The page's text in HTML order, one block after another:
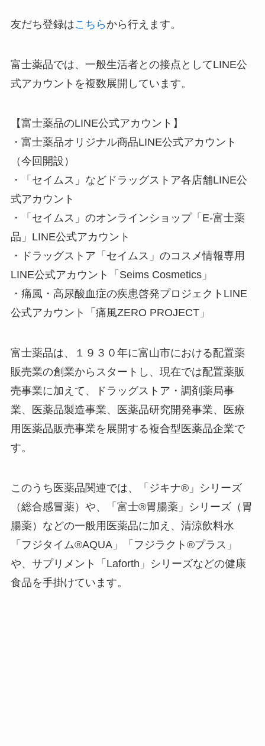
友だち登録はこちら から行えます。
富士薬品では、一般生活者との接点としてLINE公
式アカウントを複数展開しています。
【富士薬品のLINE公式アカウント】
・富士薬品オリジナル商品LINE公式アカウント
（今回開設）
・「セイムス」などドラッグストア各店舗LINE公
式アカウント
・「セイムス」のオンラインショップ「E-富士薬
品」LINE公式アカウント
・ドラッグストア「セイムス」のコスメ情報専用
LINE公式アカウント「Seims Cosmetics」
・痛風・高尿酸血症の疾患啓発プロジェクトLINE
公式アカウント「痛風ZERO PROJECT」
富士薬品は、１９３０年に富山市における配置薬
販売業の創業からスタートし、現在では配置薬販
売事業に加えて、ドラッグストア・調剤薬局事
業、医薬品製造事業、医薬品研究開発事業、医療
用医薬品販売事業を展開する複合型医薬品企業で
す。
このうち医薬品関連では、「ジキナ®」シリーズ
（総合感冒薬）や、「富士®胃腸薬」シリーズ（胃
腸薬）などの一般用医薬品に加え、清涼飲料水
「フジタイム®AQUA」「フジラクト®プラス」
や、サプリメント「Laforth」シリーズなどの健康
食品を手掛けています。